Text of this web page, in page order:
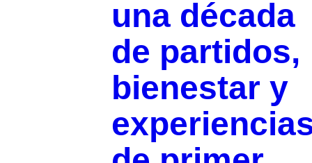
una década
de partidos,
bienestar y